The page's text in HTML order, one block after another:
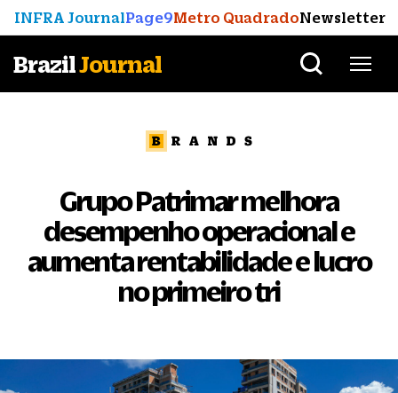
INFRA JournalPage9Metro QuadradoNewsletter
BrazilJournal
Grupo Patrimar melhora
desempenho operacional e
aumenta rentabilidade e lucro
no primeiro tri